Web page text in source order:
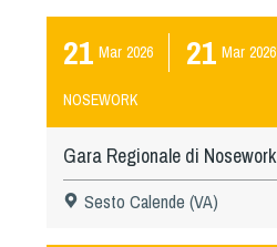
21 Mar 2026 21 Mar 2026
NOSEWORK
Gara Regionale di Nosework
Sesto Calende (VA)